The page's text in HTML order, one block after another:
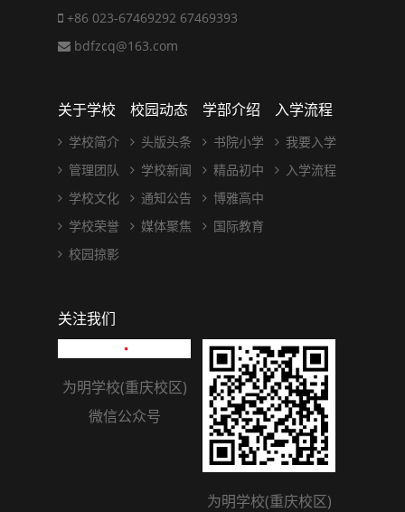
+86 023-67469292 67469393
bdfzcq@163.com
关于学校
学校简介
管理团队
学校文化
学校荣誉
校园掠影
校园动态
头版头条
学校新闻
通知公告
媒体聚焦
学部介绍
书院小学
精品初中
博雅高中
国际教育
入学流程
我要入学
入学流程
关注我们
为明学校(重庆校区)
微信公众号
为明学校(重庆校区)